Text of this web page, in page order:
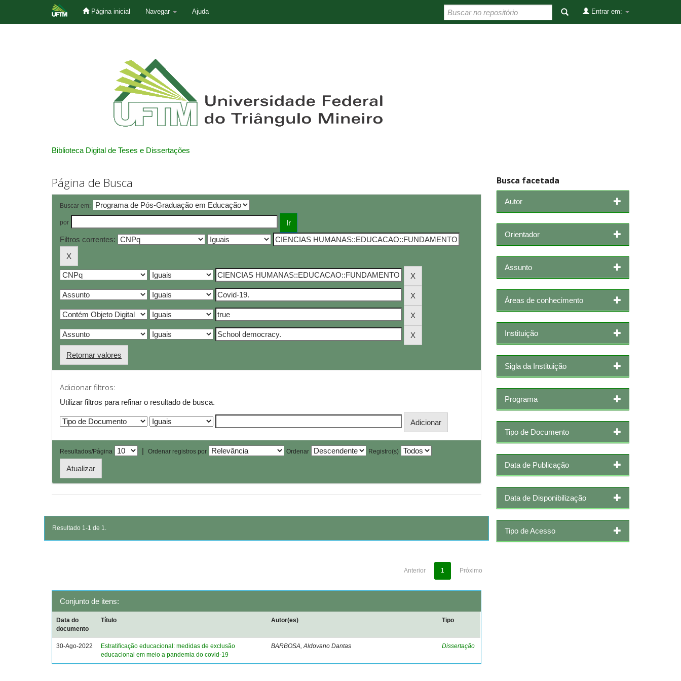
Página inicial Navegar Ajuda Entrar em:
Biblioteca Digital de Teses e Dissertações
Página de Busca
Buscar em:
por
Filtros correntes:
Retornar valores
Adicionar filtros:
Utilizar filtros para refinar o resultado de busca.
Resultados/Página | Ordenar registros por Ordenar Registro(s)
Resultado 1-1 de 1.
Anterior 1 Próximo
Conjunto de itens:
Data do
documento
Título Autor(es) Tipo
30-Ago-2022
Estratificação educacional: medidas de exclusão
educacional em meio a pandemia do covid-19
BARBOSA, Aldovano Dantas Dissertação
Busca facetada
Autor
Orientador
Assunto
Áreas de conhecimento
Instituição
Sigla da Instituição
Programa
Tipo de Documento
Data de Publicação
Data de Disponibilização
Tipo de Acesso